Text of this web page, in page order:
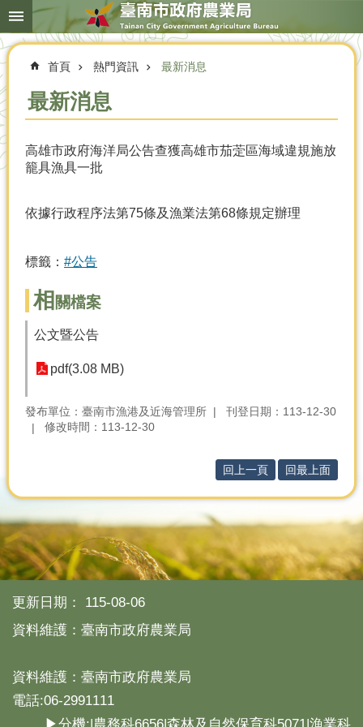
跳到主要內容區塊
搜
尋
進
局
概
優
熱
門
民
服
務
站
行
政
資
訊
網
站
導
首頁 熱門資訊 最新消息
最新消息
高雄市政府海洋局公告查獲高雄市茄萣區海域違規施放
籠具漁具一批
依據行政程序法第75條及漁業法第68條規定辦理
標籤： #公告
相 關檔案
公文暨公告
pdf(3.08 MB)
發布單位：臺南市漁港及近海管理所
刊登日期：113-12-30
修改時間：113-12-30
回上一頁 回最上面
更新日期：
115-08-06
資料維護：臺南市政府農業局
資料維護：臺南市政府農業局
電話:06-2991111